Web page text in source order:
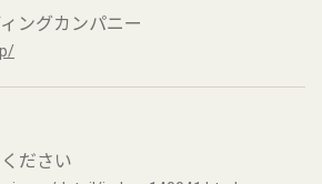
ングカンパニー
ださい